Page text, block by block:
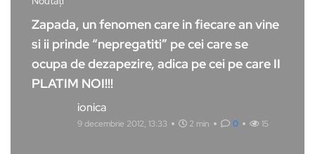
Zapada, un fenomen care in fiecare an vine
si ii prinde “nepregatiti” pe cei care se
ocupa de dezapezire, adica pe cei pe care II
PLATIM NOI!!!
ionica
9 decembrie 2012, 13:33 2 min 0 15